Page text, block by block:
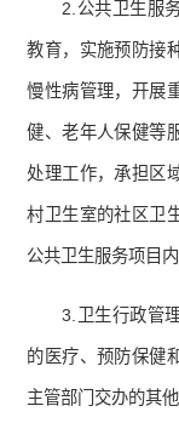
2.公共卫生服
教育，实施预防接
慢性病管理，开展
健、老年人保健等
处理工作，承担区
村卫生室的社区卫
公共卫生服务项目
3.卫生行政管
的医疗、预防保健
主管部门交办的其他